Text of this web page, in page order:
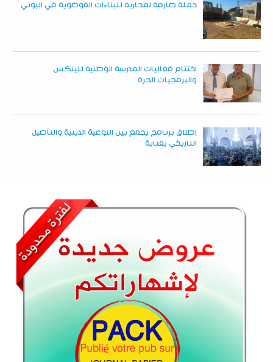
حملة صارمة لمحاربة للبناءات الفوضوية في البوني
اختتام فعاليات المدرسة الوطنية للينكس
والبرمجيات الحرة
إطلاق برنامج يجمع بين التوعية الدينية والتأصيل
التاريخي بعنابة